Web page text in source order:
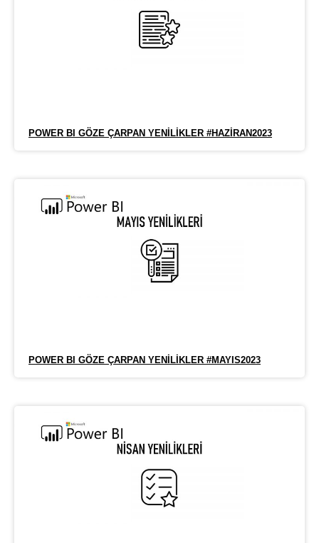
POWER BI GÖZE ÇARPAN YENILIKLER #HAZIRAN2023
POWER BI GÖZE ÇARPAN YENILIKLER #MAYIS2023